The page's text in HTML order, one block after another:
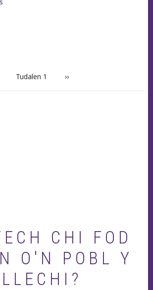
Tudalen 1 Next
››
CHI FOD
O'N POBL Y
LLECHI?